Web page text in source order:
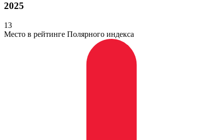
2025
13
Место в рейтинге Полярного индекса